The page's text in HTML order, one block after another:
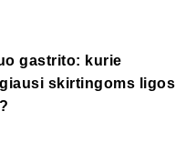
gastrito: kurie
skirtingoms ligos